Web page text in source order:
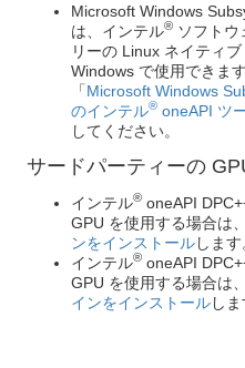
Microsoft Windows
は、インテル® ソフトウ
リーの Linux ネイティ
Windows で使用できま
「Microsoft Windows
のインテル® oneAPI ツ
してください。
サードパーティーの
インテル® oneAPI
GPU を使用する場合は、
ンをインストールします
インテル® oneAPI
GPU を使用する場合は、
インをインストールしま